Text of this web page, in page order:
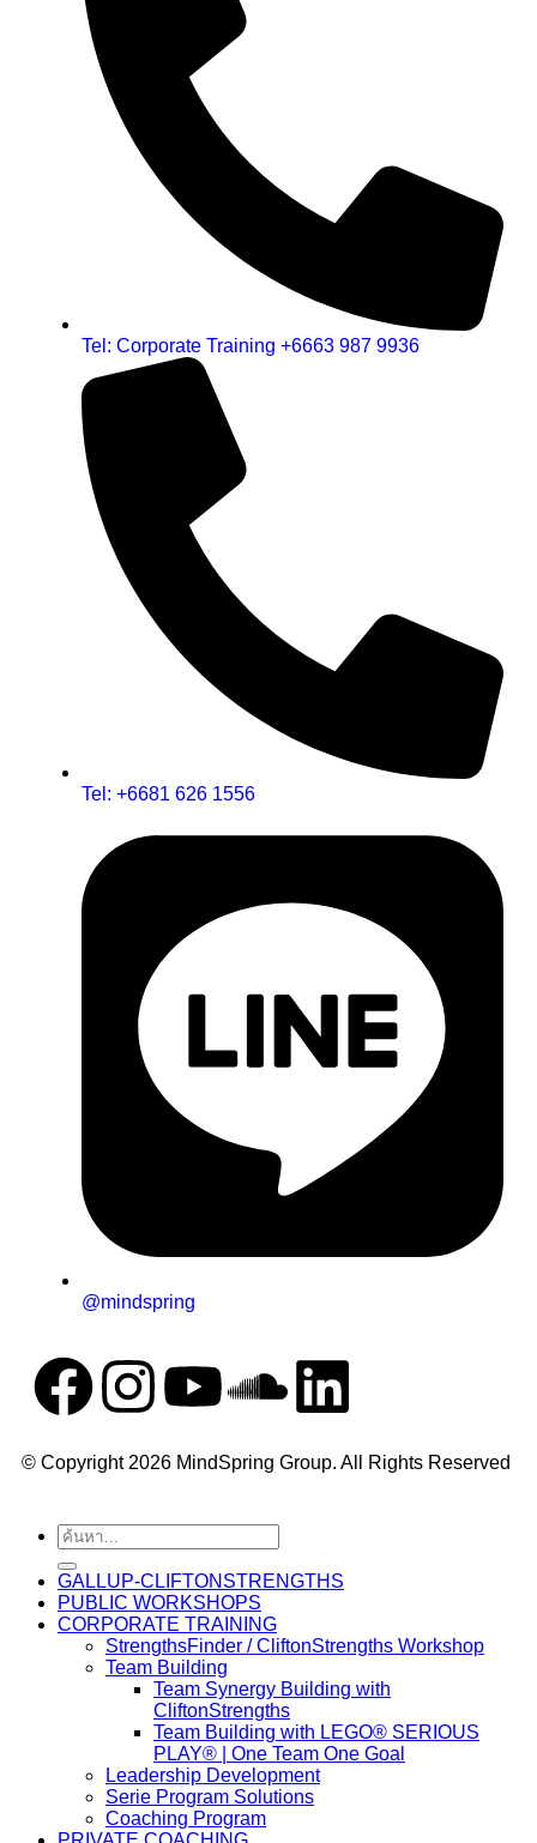
Tel: Corporate Training +6663 987 9936
Tel: +6681 626 1556
@mindspring
© Copyright 2026 MindSpring Group. All Rights Reserved
GALLUP-CLIFTONSTRENGTHS
PUBLIC WORKSHOPS
CORPORATE TRAINING
StrengthsFinder / CliftonStrengths Workshop
Team Building
Team Synergy Building with
CliftonStrengths
Team Building with LEGO® SERIOUS
PLAY® | One Team One Goal
Leadership Development
Serie Program Solutions
Coaching Program